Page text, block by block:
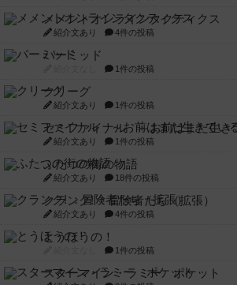
メメントオンラインタクティクス
紹介文あり 4件の投稿
パーミッド
1件の投稿
クリーグ
紹介文あり 1件の投稿
セミファイナル ～お前はまだ生き
紹介文あり 1件の投稿
ふたつの街の物語
紹介文あり 18件の投稿
クランク! ：冒険者たち（拡張）
紹介文あり 4件の投稿
とうほうの！
1件の投稿
スターマイン・ラミー ポケット